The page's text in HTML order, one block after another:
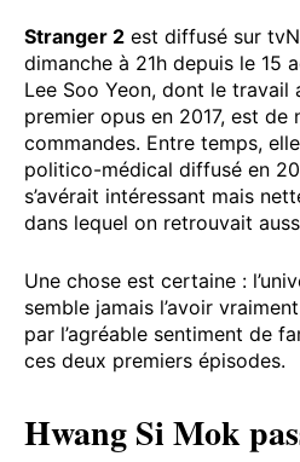
Stranger 2 est diffusé sur
dimanche à 21h depuis le 15
Lee Soo Yeon, dont le travail
premier opus en 2017, est de
commandes. Entre temps,
politico-médical diffusé en
s’avérait intéressant mais
dans lequel on retrouvait
Une chose est certaine :
semble jamais l’avoir
par l’agréable sentiment de
ces deux premiers épisodes.
Hwang Si Mok